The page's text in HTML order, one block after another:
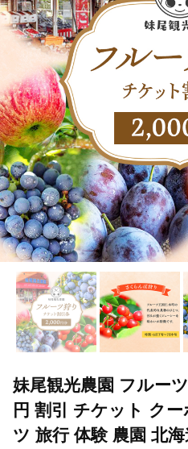
妹尾観光農園 フルー
円 割引 チケット ク
ツ 旅行 体験 農園 北